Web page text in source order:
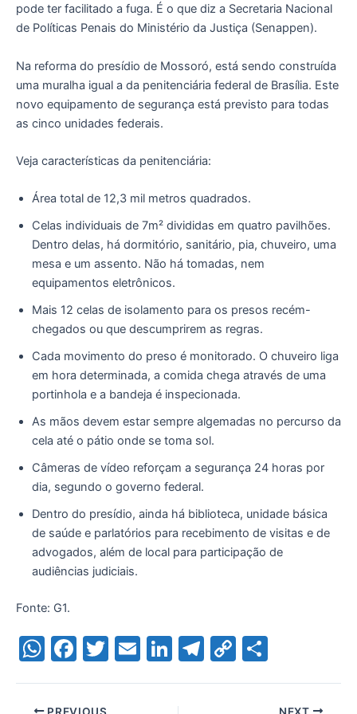
pode ter facilitado a fuga. É o que diz a Secretaria Nacional
de Políticas Penais do Ministério da Justiça (Senappen).
Na reforma do presídio de Mossoró, está sendo construída
uma muralha igual a da penitenciária federal de Brasília. Este
novo equipamento de segurança está previsto para todas
as cinco unidades federais.
Veja características da penitenciária:
Área total de 12,3 mil metros quadrados.
Celas individuais de 7m² divididas em quatro pavilhões.
Dentro delas, há dormitório, sanitário, pia, chuveiro, uma
mesa e um assento. Não há tomadas, nem
equipamentos eletrônicos.
Mais 12 celas de isolamento para os presos recém-
chegados ou que descumprirem as regras.
Cada movimento do preso é monitorado. O chuveiro liga
em hora determinada, a comida chega através de uma
portinhola e a bandeja é inspecionada.
As mãos devem estar sempre algemadas no percurso da
cela até o pátio onde se toma sol.
Câmeras de vídeo reforçam a segurança 24 horas por
dia, segundo o governo federal.
Dentro do presídio, ainda há biblioteca, unidade básica
de saúde e parlatórios para recebimento de visitas e de
advogados, além de local para participação de
audiências judiciais.
Fonte: G1.
W
at
F
c
T
E
Li
k
T
C
ar
PREVIOUS NEXT